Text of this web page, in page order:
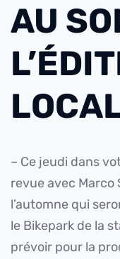
AU
– Ce jeudi dans
revue avec
l’automne qui
le Bikepark de la
prévoir pour la